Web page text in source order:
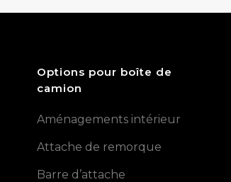
Options pour boîte de
camion
Aménagements intérieur
Attache de remorque
Barre d’attache